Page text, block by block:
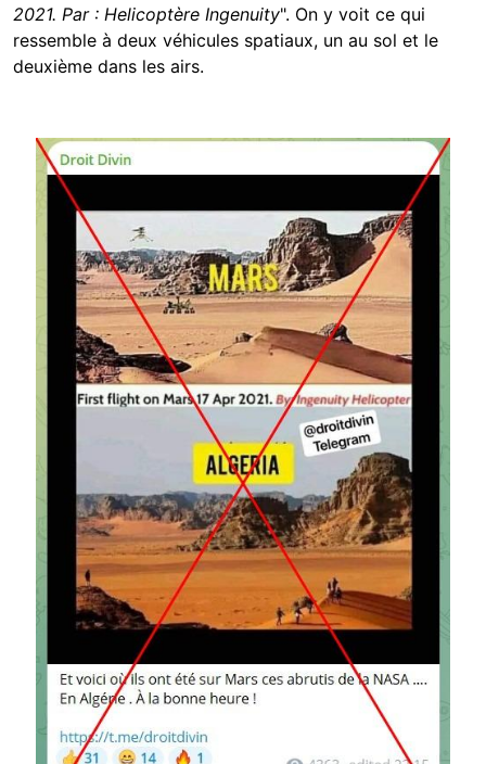
2021. Par : Helicoptère Ingenuity". On y voit ce qui
ressemble à deux véhicules spatiaux, un au sol et le
deuxième dans les airs.
Image